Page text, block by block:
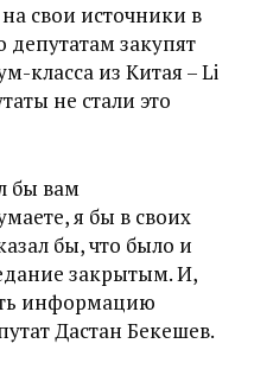
свои источники в
депутатам закупят
класса из Китая – Li
не стали это
бы вам
я бы в своих
бы, что было и
закрытым. И,
информацию
Дастан Бекешев.